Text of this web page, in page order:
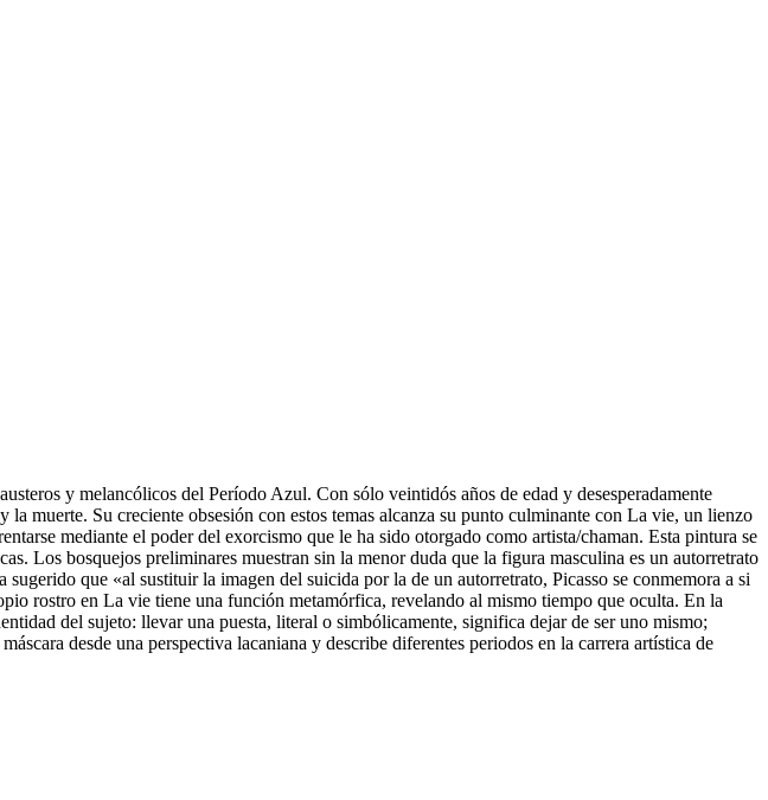
y melancólicos del Período Azul. Con sólo veintidós años de edad y desesperadamente
muerte. Su creciente obsesión con estos temas alcanza su punto culminante con La vie, un lienzo
mediante el poder del exorcismo que le ha sido otorgado como artista/chaman. Esta pintura se
Los bosquejos preliminares muestran sin la menor duda que la figura masculina es un autorretrato
que «al sustituir la imagen del suicida por la de un autorretrato, Picasso se conmemora a si
rostro en La vie tiene una función metamórfica, revelando al mismo tiempo que oculta. En la
del sujeto: llevar una puesta, literal o simbólicamente, significa dejar de ser uno mismo;
desde una perspectiva lacaniana y describe diferentes periodos en la carrera artística de